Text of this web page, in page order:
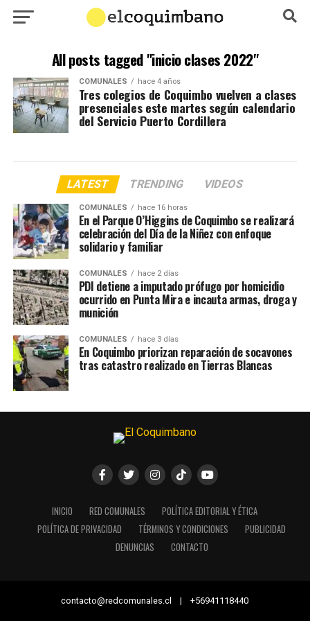
All posts tagged "inicio clases 2022"
COMUNALES hace 4 años
Tres colegios de Coquimbo vuelven a clases
presenciales este martes según calendario
del Servicio Puerto Cordillera
LATEST TRENDING VIDEOS
COMUNALES hace 16 horas
En el Parque O’Higgins de Coquimbo se realizará
celebración del Día de la Niñez con enfoque
solidario y familiar
COMUNALES hace 2 días
PDI detiene a imputado prófugo por homicidio
ocurrido en Punta Mira e incauta armas, droga y
munición
COMUNALES hace 3 días
En Coquimbo priorizan reparación de socavones
tras catastro realizado en Tierras Blancas
INICIO RED COMUNALES
POLÍTICA EDITORIAL Y ÉTICA
POLÍTICA DE PRIVACIDAD
TÉRMINOS Y CONDICIONES
PUBLICIDAD
DENUNCIAS
CONTACTO
contacto@redcomunales.cl | +56941118440